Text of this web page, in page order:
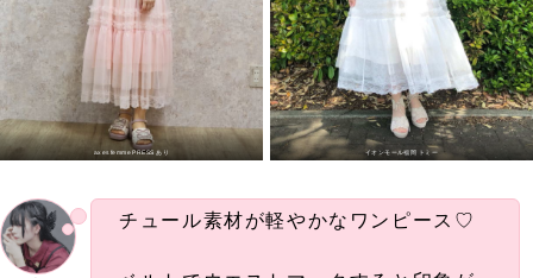
axesfemme PRESS あり イオンモール福岡 トミー
チュール素材が軽やかなワンピース♡